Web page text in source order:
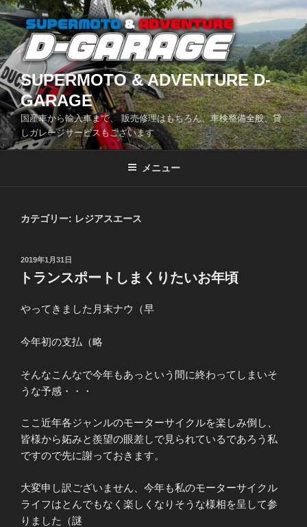
コ
ン
テ
ン
ツ
へ
ス
キ
ッ
SUPERMOTO & ADVENTURE D-
GARAGE
国産車から輸入車まで、 販売修理はもちろん、車検整備全般、貸
しガレージサービスもございます
メニュー
カテゴリー: レジアスエース
投
稿
日:
2019年1月31日
トランスポートしまくりたいお年頃
やってきました月末ナウ（早
今年初の支払（略
そんなこんなで今年もあっという間に終わってしまいそ
うな予感・・・
ここ近年各ジャンルのモーターサイクルを楽しみ倒し、
皆様から妬みと羨望の眼差しで見られているであろう私
ですので先に謝っておきます。
大変申し訳ございません、今年も私のモーターサイクル
ライフはとんでもなく楽しくなりそうな様相を呈して参
りました（謎